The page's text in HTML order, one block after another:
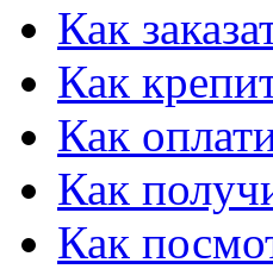
Как
Как
Как
Как
Как